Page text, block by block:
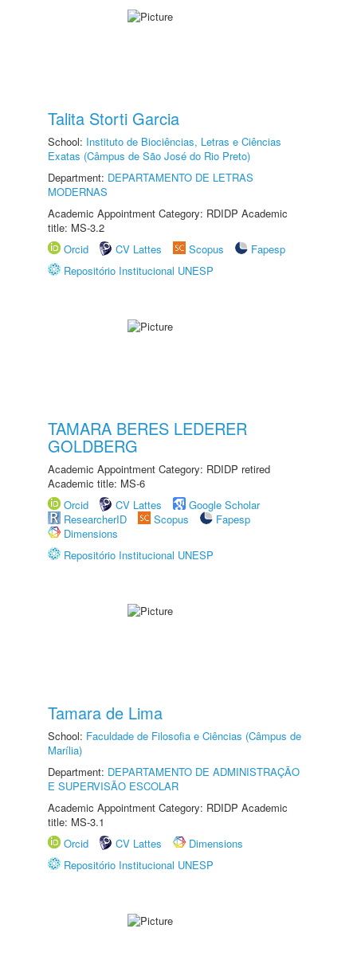
Talita Storti Garcia
School: Instituto de Biociências, Letras e Ciências
Exatas (Câmpus de São José do Rio Preto)
Department: DEPARTAMENTO DE LETRAS
MODERNAS
Academic Appointment Category: RDIDP Academic
title: MS-3.2
Orcid
CV Lattes Scopus
Fapesp
Repositório Institucional UNESP
TAMARA BERES LEDERER
GOLDBERG
Academic Appointment Category: RDIDP retired
Academic title: MS-6
Orcid
CV Lattes
Google Scholar
ResearcherID
Scopus
Fapesp
Dimensions
Repositório Institucional UNESP
Tamara de Lima
School: Faculdade de Filosofia e Ciências (Câmpus de
Marília)
Department: DEPARTAMENTO DE ADMINISTRAÇÃO
E SUPERVISÃO ESCOLAR
Academic Appointment Category: RDIDP Academic
title: MS-3.1
Orcid
CV Lattes
Dimensions
Repositório Institucional UNESP